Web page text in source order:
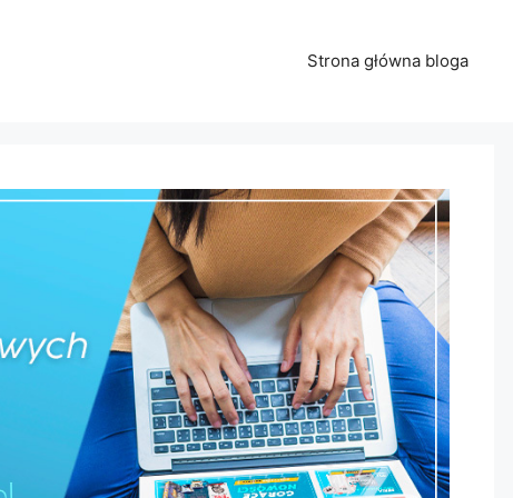
Strona główna bloga